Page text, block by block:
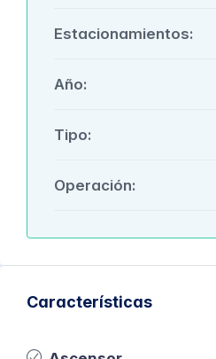
Estacionamientos:
Año:
Tipo:
Operación:
Características